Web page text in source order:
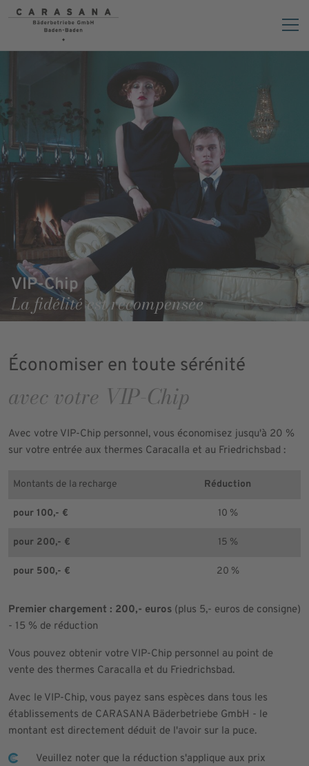
VIP-Chip
La fidélité est récompensée
Économiser en toute sérénité
avec votre VIP-Chip
Avec votre VIP-Chip personnel, vous économisez jusqu'à 20 %
sur votre entrée aux thermes Caracalla et au Friedrichsbad :
Montants de la recharge Réduction
pour 100,- € 10 %
pour 200,- € 15 %
pour 500,- € 20 %
Premier chargement : 200,- euros (plus 5,- euros de consigne)
- 15 % de réduction
Vous pouvez obtenir votre VIP-Chip personnel au point de
vente des thermes Caracalla et du Friedrichsbad.
Avec le VIP-Chip, vous payez sans espèces dans tous les
établissements de CARASANA Bäderbetriebe GmbH - le
montant est directement déduit de l'avoir sur la puce.
Veuillez noter que la réduction s'applique aux prix